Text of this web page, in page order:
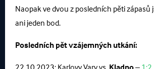
Naopak ve dvou z posledních pěti zápasů
ani jeden bod.
Posledních pět vzájemných utkání:
22.10.2023: Karlovy Vary vs. Kladno– 1:2